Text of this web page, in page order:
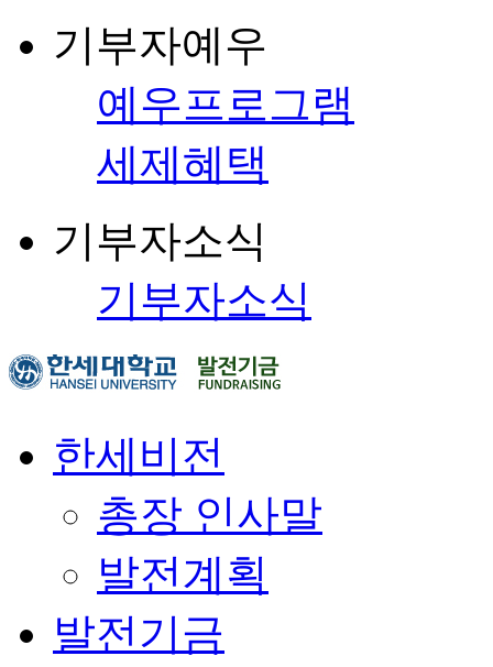
기부자예우
예우프로그램
세제혜택
기부자소식
기부자소식
한세비전
총장 인사말
발전계획
발전기금